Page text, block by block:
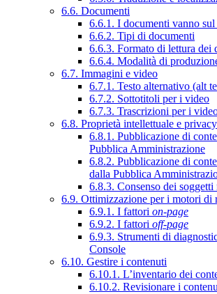
6.6. Documenti
6.6.1. I documenti vanno
6.6.2. Tipi di documenti
6.6.3. Formato di lettura dei
6.6.4. Modalità di
6.7. Immagini e video
6.7.1. Testo alternativo (alt
6.7.2. Sottotitoli per i video
6.7.3. Trascrizioni per i
6.8. Proprietà intellettuale e privacy
6.8.1. Pubblicazione di
Pubblica Amministrazione
6.8.2. Pubblicazione di
dalla Pubblica
6.8.3. Consenso dei soggetti
6.9. Ottimizzazione per i motori di
6.9.1. I fattori on-page
6.9.2. I fattori off-page
6.9.3. Strumenti di
Console
6.10. Gestire i contenuti
6.10.1. L’inventario dei
6.10.2. Revisionare i